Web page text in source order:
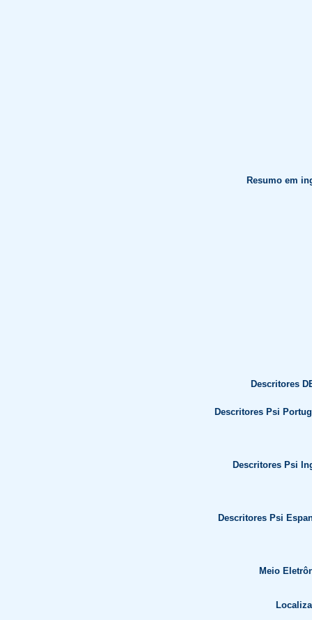
Resumo em
Descritores
Descritores Psi
Descritores Psi
Descritores Psi
Meio